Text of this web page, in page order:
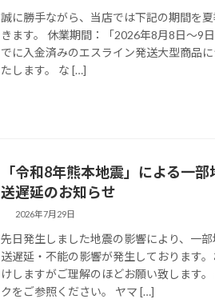
誠に勝手ながら、当店では下記の期間を
きます。 休業期間：「2026年8月8日～9
でに入金済みのエスライン発送大型商品
たします。 な […]
「令和8年熊本地震」による一
送遅延のお知らせ
2026年7月29日
先日発生しました地震の影響により、一
送遅延・不能の影響が発生しております
けしますがご理解のほどお願い致します
クをご参照ください。 ヤマ […]